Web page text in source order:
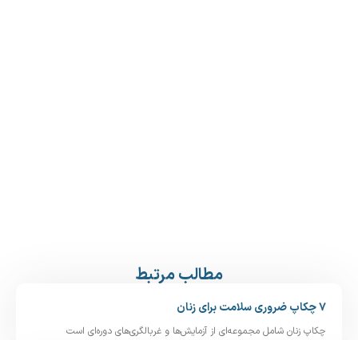
مطالب مرتبط
۷ چکاپ ضروری سلامت برای زنان
چکاپ زنان شامل مجموعه‌ای از آزمایش‌ها و غربالگری‌های دوره‌ای است